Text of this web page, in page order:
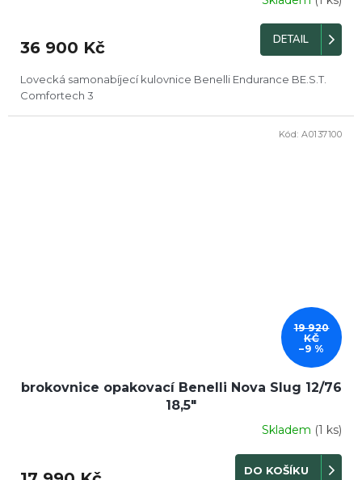
36 900 Kč DETAIL
Lovecká samonabíjecí kulovnice Benelli Endurance BE.S.T.
Comfortech 3
19 920
KČ
–9 %
brokovnice opakovací Benelli Nova Slug 12/76
18,5"
Skladem (1 ks)
DO KOŠÍKU
Kód: A0137100